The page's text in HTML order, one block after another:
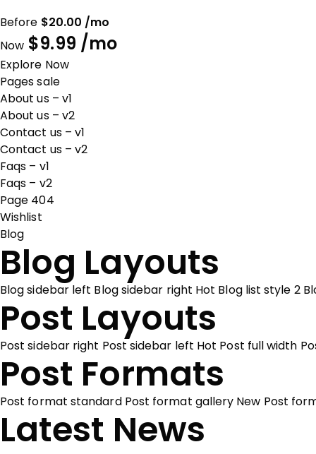
Before $20.00 /mo
Now $9.99 /mo
Explore Now
Pages sale
About us – v1
About us – v2
Contact us – v1
Contact us – v2
Faqs – v1
Faqs – v2
Page 404
Wishlist
Blog
Blog Layouts
Blog sidebar left Blog sidebar right Hot Blog list style 2
Post Layouts
Post sidebar right Post sidebar left Hot Post full width
Post Formats
Post format standard Post format gallery New Post
Latest News